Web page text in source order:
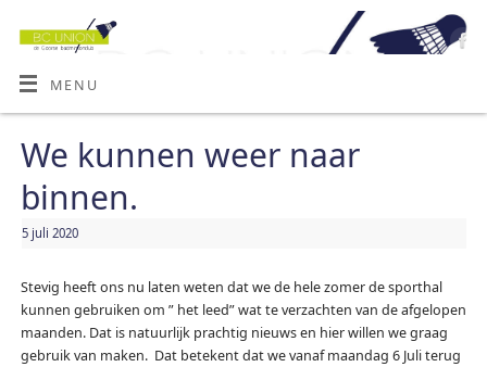
MENU
We kunnen weer naar
binnen.
5 juli 2020
Stevig heeft ons nu laten weten dat we de hele zomer de sporthal
kunnen gebruiken om ” het leed” wat te verzachten van de afgelopen
maanden. Dat is natuurlijk prachtig nieuws en hier willen we graag
gebruik van maken. Dat betekent dat we vanaf maandag 6 Juli terug